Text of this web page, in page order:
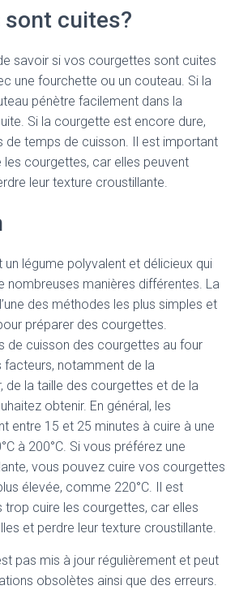
cuites?
savoir si vos courgettes sont cuites
une fourchette ou un couteau. Si la
pénètre facilement dans la
Si la courgette est encore dure,
de temps de cuisson. Il est important
les courgettes, car elles peuvent
leur texture croustillante.
légume polyvalent et délicieux qui
nombreuses manières différentes. La
des méthodes les plus simples et
préparer des courgettes.
de cuisson des courgettes au four
facteurs, notamment de la
de la taille des courgettes et de la
obtenir. En général, les
entre 15 et 25 minutes à cuire à une
à 200°C. Si vous préférez une
vous pouvez cuire vos courgettes
élevée, comme 220°C. Il est
trop cuire les courgettes, car elles
et perdre leur texture croustillante.
pas mis à jour régulièrement et peut
obsolètes ainsi que des erreurs.